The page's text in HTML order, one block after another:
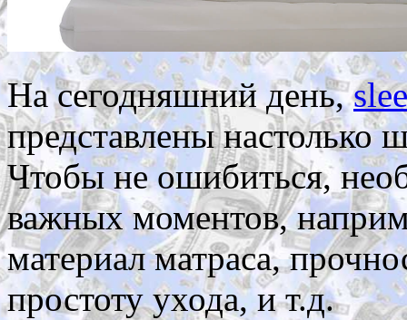
На сегодняшний день,
представлены настолько
Чтобы не ошибиться,
важных моментов,
материал матраса,
простоту ухода, и т.д.